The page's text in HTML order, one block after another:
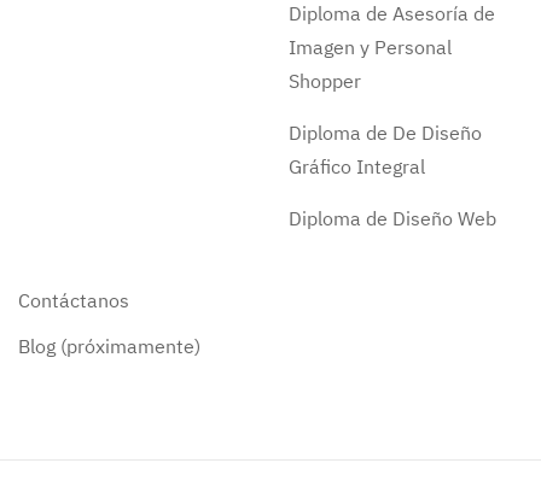
Diploma de Asesoría de
Imagen y Personal
Shopper
Diploma de De Diseño
Gráfico Integral
Diploma de Diseño Web
Contáctanos
Blog (próximamente)